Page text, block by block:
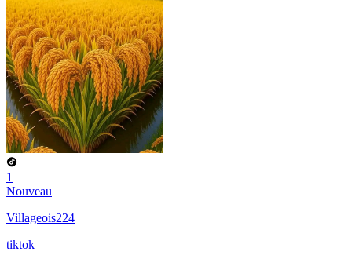
1
Nouveau
Villageois224
tiktok